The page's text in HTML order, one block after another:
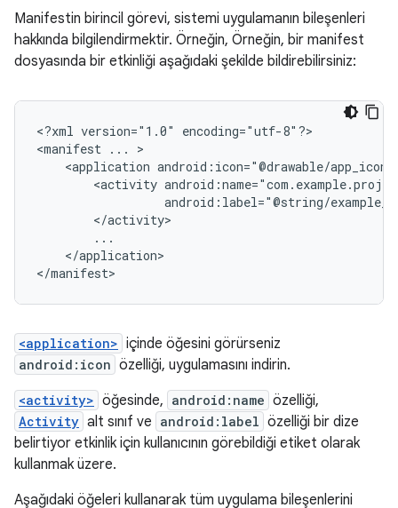
Manifestin birincil görevi, sistemi uygulamanın bileşenleri
hakkında bilgilendirmektir. Örneğin, Örneğin, bir manifest
dosyasında bir etkinliği aşağıdaki şekilde bildirebilirsiniz:
<?xml version="1.0"
encoding="utf-8"?>
<manifest ...
<application android:icon="@drawable/
<activity
android:label="@string/
</application>
</manifest>
<application> içinde öğesini görürseniz
android:icon özelliği, uygulamasını indirin.
<activity> öğesinde, android:name özelliği,
Activity alt sınıf ve android:label özelliği bir dize
belirtiyor etkinlik için kullanıcının görebildiği etiket olarak
kullanmak üzere.
Aşağıdaki öğeleri kullanarak tüm uygulama bileşenlerini